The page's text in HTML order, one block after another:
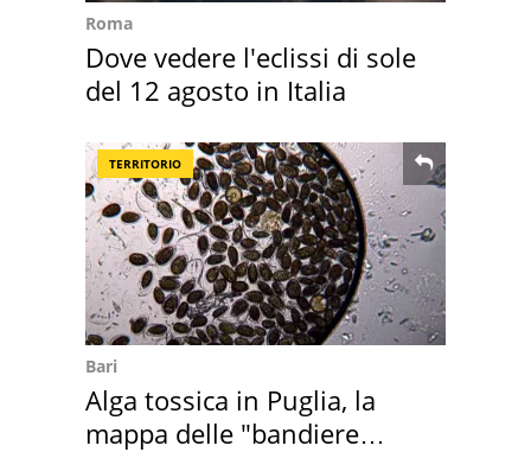
Roma
Dove vedere l'eclissi di sole
del 12 agosto in Italia
TERRITORIO
Bari
Alga tossica in Puglia, la
mappa delle "bandiere